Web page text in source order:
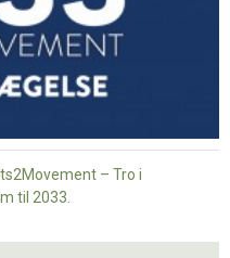
– Tro i
til 2033.